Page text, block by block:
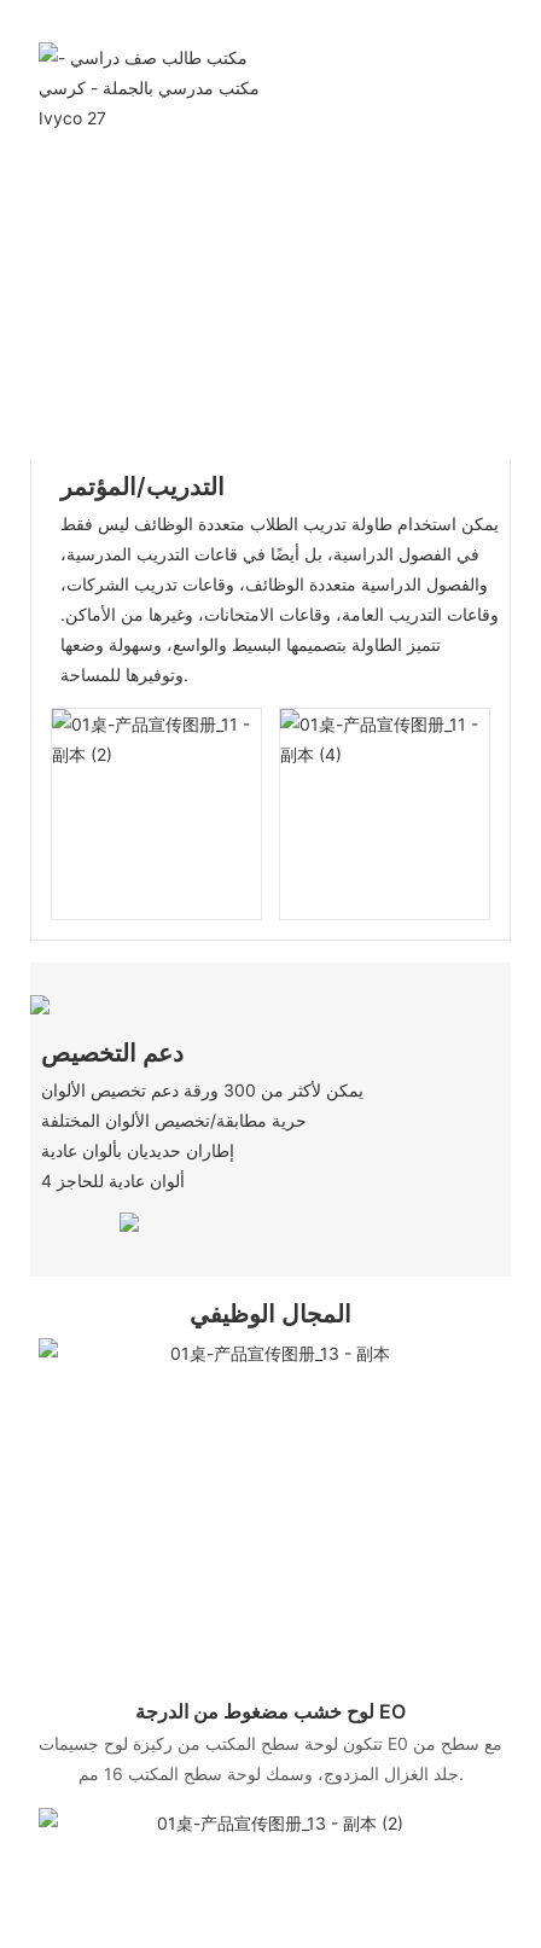
التدريب/المؤتمر
يمكن استخدام طاولة تدريب الطلاب متعددة الوظائف ليس فقط
في الفصول الدراسية، بل أيضًا في قاعات التدريب المدرسية،
والفصول الدراسية متعددة الوظائف، وقاعات تدريب الشركات،
وقاعات التدريب العامة، وقاعات الامتحانات، وغيرها من الأماكن.
تتميز الطاولة بتصميمها البسيط والواسع، وسهولة وضعها
وتوفيرها للمساحة.
دعم التخصيص
يمكن لأكثر من 300 ورقة دعم تخصيص الألوان
حرية مطابقة/تخصيص الألوان المختلفة
إطاران حديديان بألوان عادية
4 ألوان عادية للحاجز
المجال الوظيفي
لوح خشب مضغوط من الدرجة EO
تتكون لوحة سطح المكتب من ركيزة لوح جسيمات E0 مع سطح من
جلد الغزال المزدوج، وسمك لوحة سطح المكتب 16 مم.